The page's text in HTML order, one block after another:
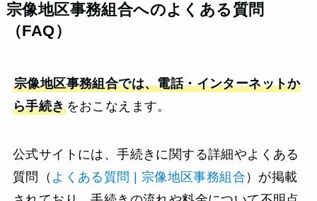
宗像地区事務組合へのよくある質問
（FAQ）
宗像地区事務組合では、電話・インターネットか
ら手続きをおこなえます。
公式サイトには、手続きに関する詳細やよくある
質問（ よくある質問 | 宗像地区事務組合 ）が掲載